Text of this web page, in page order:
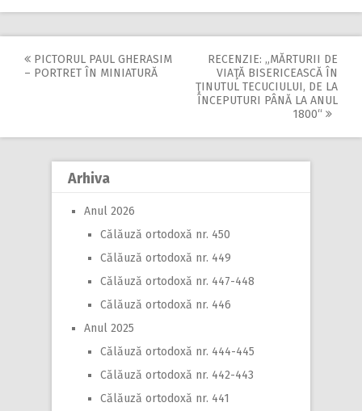
Post
PICTORUL PAUL GHERASIM
– PORTRET ÎN MINIATURĂ
RECENZIE: „MĂRTURII DE
VIAŢĂ BISERICEASCĂ ÎN
ŢINUTUL TECUCIULUI, DE LA
ÎNCEPUTURI PÂNĂ LA ANUL
1800“
Arhiva
Anul 2026
Călăuză ortodoxă nr. 450
Călăuză ortodoxă nr. 449
Călăuză ortodoxă nr. 447-448
Călăuză ortodoxă nr. 446
Anul 2025
Călăuză ortodoxă nr. 444-445
Călăuză ortodoxă nr. 442-443
Călăuză ortodoxă nr. 441